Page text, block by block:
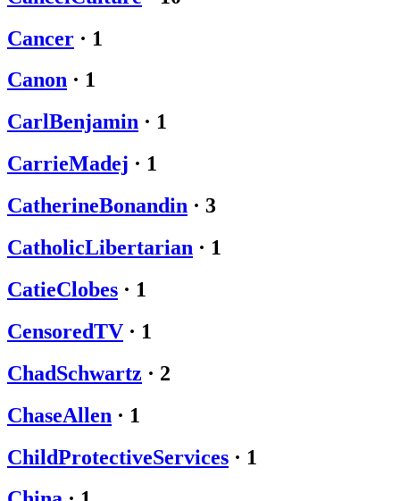
Cancer · 1
Canon · 1
CarlBenjamin · 1
CarrieMadej · 1
CatherineBonandin · 3
CatholicLibertarian · 1
CatieClobes · 1
CensoredTV · 1
ChadSchwartz · 2
ChaseAllen · 1
ChildProtectiveServices · 1